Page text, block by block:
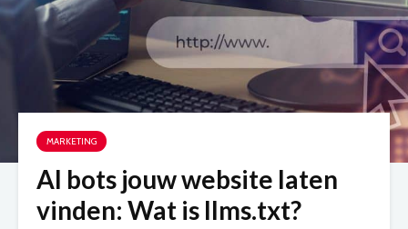
MARKETING
AI bots jouw website laten
vinden: Wat is llms.txt?